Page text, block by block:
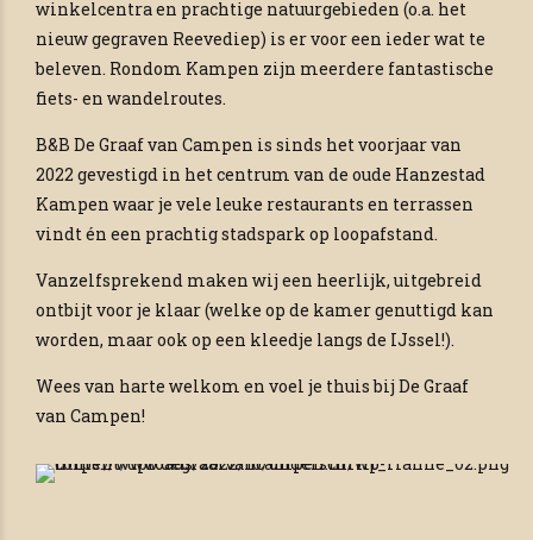
winkelcentra en prachtige natuurgebieden (o.a. het
nieuw gegraven Reevediep) is er voor een ieder wat te
beleven. Rondom Kampen zijn meerdere fantastische
fiets- en wandelroutes.
B&B De Graaf van Campen is sinds het voorjaar van
2022 gevestigd in het centrum van de oude Hanzestad
Kampen waar je vele leuke restaurants en terrassen
vindt én een prachtig stadspark op loopafstand.
Vanzelfsprekend maken wij een heerlijk, uitgebreid
ontbijt voor je klaar (welke op de kamer genuttigd kan
worden, maar ook op een kleedje langs de IJssel!).
Wees van harte welkom en voel je thuis bij De Graaf
van Campen!